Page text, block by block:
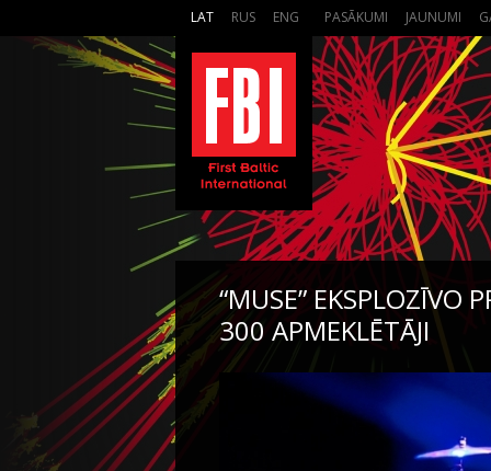
LAT RUS ENG PASĀKUMI JAUNUMI
“MUSE” EKSPLOZĪVO
300 APMEKLĒTĀJI